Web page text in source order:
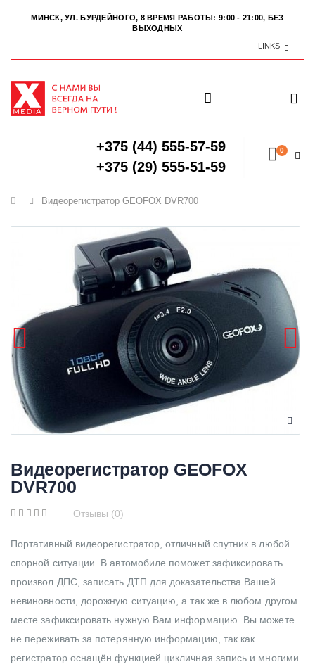
МИНСК, УЛ. БУРДЕЙНОГО, 8 ВРЕМЯ РАБОТЫ: 9:00 - 21:00, БЕЗ
ВЫХОДНЫХ
LINKS
+375 (44) 555-57-59
+375 (29) 555-51-59
0
Главная
Видеорегистратор GEOFOX DVR700
Видеорегистратор GEOFOX
DVR700
Отзывы (0)
Портативный видеорегистратор, отличный спутник в любой
спорной ситуации. В автомобиле поможет зафиксировать
произвол ДПС, записать ДТП для доказательства Вашей
невиновности, дорожную ситуацию, а так же в любом другом
месте зафиксировать нужную Вам информацию. Вы можете
не переживать за потерянную информацию, так как
регистратор оснащён функцией цикличная запись и многими